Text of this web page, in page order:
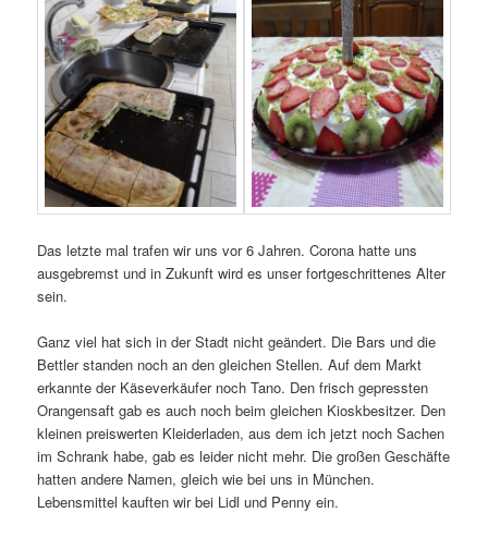
Das letzte mal trafen wir uns vor 6 Jahren. Corona hatte uns
ausgebremst und in Zukunft wird es unser fortgeschrittenes Alter
sein.
Ganz viel hat sich in der Stadt nicht geändert. Die Bars und die
Bettler standen noch an den gleichen Stellen. Auf dem Markt
erkannte der Käseverkäufer noch Tano. Den frisch gepressten
Orangensaft gab es auch noch beim gleichen Kioskbesitzer. Den
kleinen preiswerten Kleiderladen, aus dem ich jetzt noch Sachen
im Schrank habe, gab es leider nicht mehr. Die großen Geschäfte
hatten andere Namen, gleich wie bei uns in München.
Lebensmittel kauften wir bei Lidl und Penny ein.